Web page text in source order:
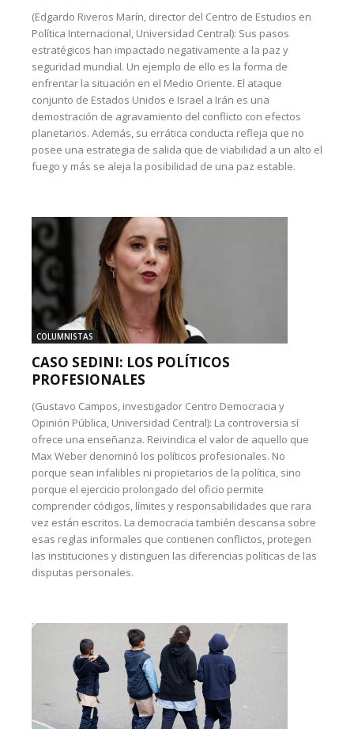
(Edgardo Riveros Marín, director del Centro de Estudios en
Política Internacional, Universidad Central): Sus pasos
estratégicos han impactado negativamente a la paz y
seguridad mundial. Un ejemplo de ello es la forma de
enfrentar la situación en el Medio Oriente. El ataque
conjunto de Estados Unidos e Israel a Irán es una
demostración de agravamiento del conflicto con efectos
planetarios. Además, su errática conducta refleja que no
posee una estrategia de salida que de viabilidad a un alto el
fuego y más se aleja la posibilidad de una paz estable.
COLUMNISTAS
CASO SEDINI: LOS POLÍTICOS
PROFESIONALES
(Gustavo Campos, investigador Centro Democracia y
Opinión Pública, Universidad Central): La controversia sí
ofrece una enseñanza. Reivindica el valor de aquello que
Max Weber denominó los políticos profesionales. No
porque sean infalibles ni propietarios de la política, sino
porque el ejercicio prolongado del oficio permite
comprender códigos, límites y responsabilidades que rara
vez están escritos. La democracia también descansa sobre
esas reglas informales que contienen conflictos, protegen
las instituciones y distinguen las diferencias políticas de las
disputas personales.